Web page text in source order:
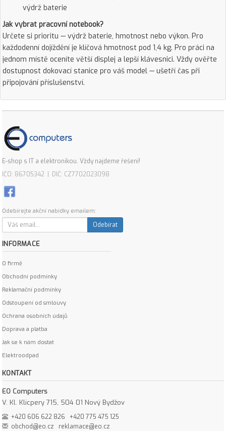
výdrž baterie
Jak vybrat pracovní notebook?
Určete si prioritu — výdrž baterie, hmotnost nebo výkon. Pro
každodenní dojíždění je klíčová hmotnost pod 1,4 kg. Pro práci na
jednom místě oceníte větší displej a lepší klávesnici. Vždy ověřte
dostupnost dokovací stanice pro váš model — ušetří čas při
připojování příslušenství.
E-shop s IT a elektronikou. Vždy najdeme řešení!
IČO: 86705342 | DIČ: CZ7702023098
Odebírejte akční nabídky emailem:
Odebírat
INFORMACE
O firmě
Obchodní podmínky
Reklamační podmínky
Odstoupení od smlouvy
Ochrana osobních údajů
Doprava a platba
Jak se k nám dostat
Elektroodpad
KONTAKT
EO Computers
V. Kl. Klicpery 715, 504 01 Nový Bydžov
+420 606 622 826
+420 775 475 125
obchod@eo.cz
reklamace@eo.cz